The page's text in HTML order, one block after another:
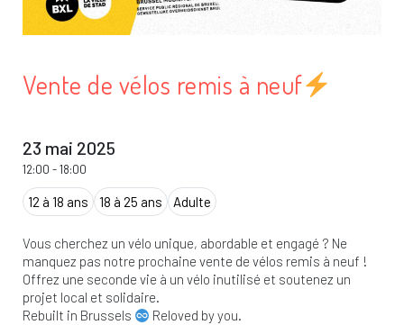
Vente de vélos remis à neuf
23 mai 2025
12:00 -18:00
12 à 18 ans 18 à 25 ans Adulte
Vous cherchez un vélo unique, abordable et engagé ? Ne
manquez pas notre prochaine vente de vélos remis à neuf !
Offrez une seconde vie à un vélo inutilisé et soutenez un
projet local et solidaire.
Rebuilt in Brussels
Reloved by you.